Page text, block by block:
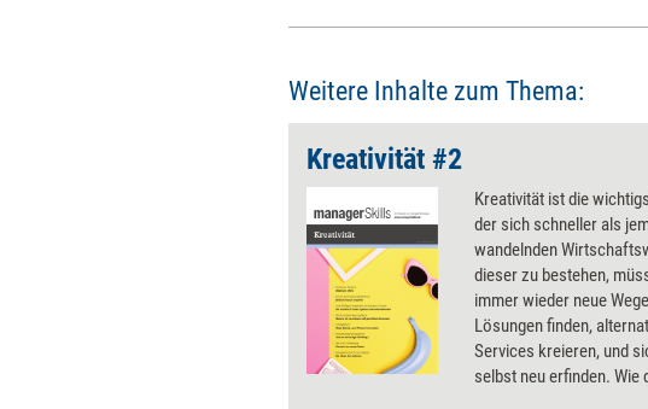
Weitere Inhalte zum Thema:
Kreativität #2
Kreativität ist die
der sich schneller als
wandelnden
dieser zu bestehen,
immer wieder neue
Lösungen finden,
Services kreieren, und
selbst neu erfinden. Wie